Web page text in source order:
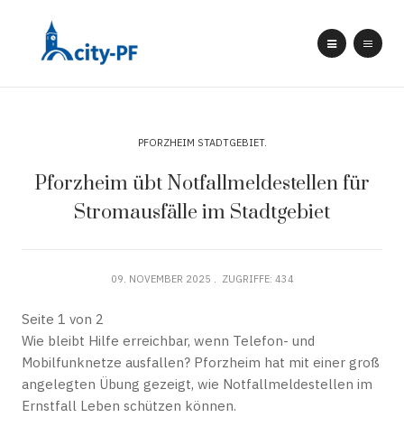
PFORZHEIM STADTGEBIET
Pforzheim übt Notfallmeldestellen für
Stromausfälle im Stadtgebiet
09. NOVEMBER 2025 ZUGRIFFE: 434
Seite 1 von 2
Wie bleibt Hilfe erreichbar, wenn Telefon- und
Mobilfunknetze ausfallen? Pforzheim hat mit einer groß
angelegten Übung gezeigt, wie Notfallmeldestellen im
Ernstfall Leben schützen können.